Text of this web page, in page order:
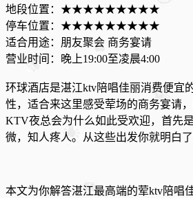
地段位置：★★★★★★★★★
停车位置：★★★★★★★★★
适合用途：朋友聚会 商务宴请
营业时间：晚上19:00至凌晨4:00
环球酒店是湛江ktv陪唱佳丽消费便宜
性，适合来这里感受荤场的商务宴请
KTV夜总会为什么如此受欢迎，首先
微，知人疼人。从这些出发你就明白
本文为你解答湛江最高端的荤ktv陪唱